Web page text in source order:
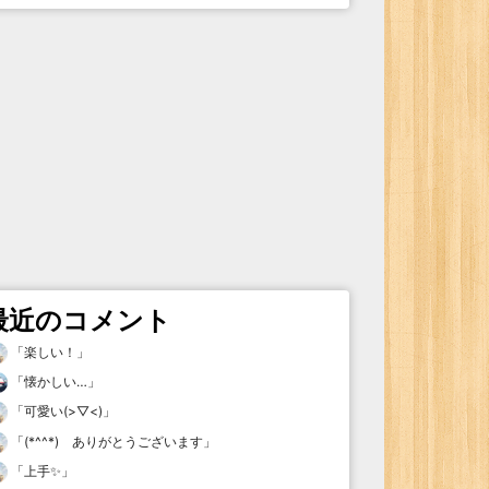
近のコメント
「楽しい！ 」
「懐かしい… 」
「可愛い(>▽<) 」
「(*^^*) ありがとうございます 」
「 上手✨ 」